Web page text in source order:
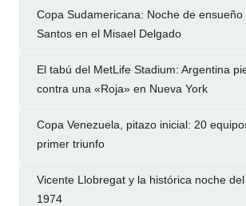
Copa Sudamericana: Noche de
Santos en el Misael Delgado
El tabú del MetLife Stadium: Argentina
contra una «Roja» en Nueva York
Copa Venezuela, pitazo inicial: 20
primer triunfo
Vicente Llobregat y la histórica noche
1974